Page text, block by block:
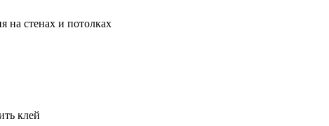
на стенах и потолках
клей